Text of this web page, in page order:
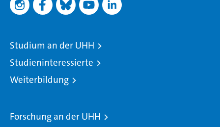
Studium an der UHH
Studieninteressierte
Weiterbildung
Forschung an der UHH